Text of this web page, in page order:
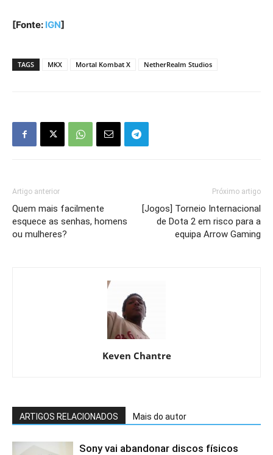
[Fonte: IGN]
TAGS MKX Mortal Kombat X NetherRealm Studios
Artigo anterior
Quem mais facilmente
esquece as senhas, homens
ou mulheres?
Próximo artigo
[Jogos] Torneio Internacional
de Dota 2 em risco para a
equipa Arrow Gaming
Keven Chantre
ARTIGOS RELACIONADOS Mais do autor
Sony vai abandonar discos físicos